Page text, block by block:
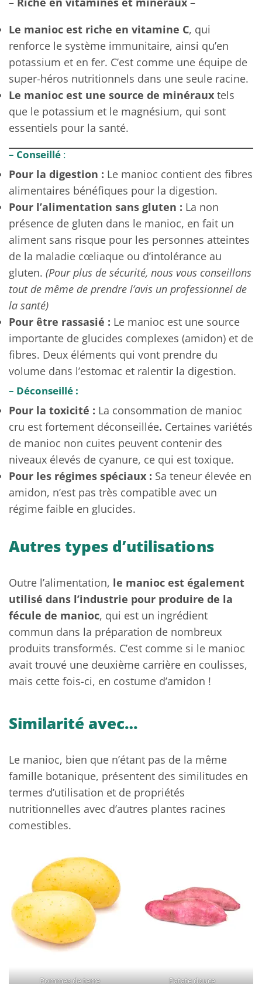
Le manioc est riche en vitamine C, qui
renforce le système immunitaire, ainsi qu’en
potassium et en fer. C’est comme une équipe de
super-héros nutritionnels dans une seule racine.
Le manioc est une source de minéraux tels
que le potassium et le magnésium, qui sont
essentiels pour la santé.
– Conseillé :
Pour la digestion : Le manioc contient des fibres
alimentaires bénéfiques pour la digestion.
Pour l’alimentation sans gluten : La non
présence de gluten dans le manioc, en fait un
aliment sans risque pour les personnes atteintes
de la maladie cœliaque ou d’intolérance au
gluten. (Pour plus de sécurité, nous vous conseillons
tout de même de prendre l’avis un professionnel de
la santé)
Pour être rassasié : Le manioc est une source
importante de glucides complexes (amidon) et de
fibres. Deux éléments qui vont prendre du
volume dans l’estomac et ralentir la digestion.
– Déconseillé :
Pour la toxicité : La consommation de manioc
cru est fortement déconseillée. Certaines variétés
de manioc non cuites peuvent contenir des
niveaux élevés de cyanure, ce qui est toxique.
Pour les régimes spéciaux : Sa teneur élevée en
amidon, n’est pas très compatible avec un
régime faible en glucides.
Autres types d’utilisations
Outre l’alimentation, le manioc est également
utilisé dans l’industrie pour produire de la
fécule de manioc, qui est un ingrédient
commun dans la préparation de nombreux
produits transformés. C’est comme si le manioc
avait trouvé une deuxième carrière en coulisses,
mais cette fois-ci, en costume d’amidon !
Similarité avec…
Le manioc, bien que n’étant pas de la même
famille botanique, présentent des similitudes en
termes d’utilisation et de propriétés
nutritionnelles avec d’autres plantes racines
comestibles.
Pommes de terre Patate douce